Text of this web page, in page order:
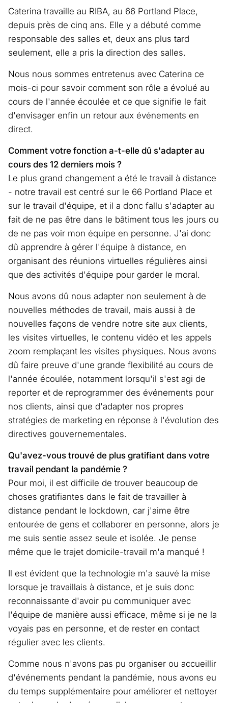
Caterina travaille au RIBA, au 66 Portland Place,
depuis près de cinq ans. Elle y a débuté comme
responsable des salles et, deux ans plus tard
seulement, elle a pris la direction des salles.
Nous nous sommes entretenus avec Caterina ce
mois-ci pour savoir comment son rôle a évolué au
cours de l'année écoulée et ce que signifie le fait
d'envisager enfin un retour aux événements en
direct.
Comment votre fonction a-t-elle dû s'adapter au
cours des 12 derniers mois ?
Le plus grand changement a été le travail à distance
- notre travail est centré sur le 66 Portland Place et
sur le travail d'équipe, et il a donc fallu s'adapter au
fait de ne pas être dans le bâtiment tous les jours ou
de ne pas voir mon équipe en personne. J'ai donc
dû apprendre à gérer l'équipe à distance, en
organisant des réunions virtuelles régulières ainsi
que des activités d'équipe pour garder le moral.
Nous avons dû nous adapter non seulement à de
nouvelles méthodes de travail, mais aussi à de
nouvelles façons de vendre notre site aux clients,
les visites virtuelles, le contenu vidéo et les appels
zoom remplaçant les visites physiques. Nous avons
dû faire preuve d'une grande flexibilité au cours de
l'année écoulée, notamment lorsqu'il s'est agi de
reporter et de reprogrammer des événements pour
nos clients, ainsi que d'adapter nos propres
stratégies de marketing en réponse à l'évolution des
directives gouvernementales.
Qu'avez-vous trouvé de plus gratifiant dans votre
travail pendant la pandémie ?
Pour moi, il est difficile de trouver beaucoup de
choses gratifiantes dans le fait de travailler à
distance pendant le lockdown, car j'aime être
entourée de gens et collaborer en personne, alors je
me suis sentie assez seule et isolée. Je pense
même que le trajet domicile-travail m'a manqué !
Il est évident que la technologie m'a sauvé la mise
lorsque je travaillais à distance, et je suis donc
reconnaissante d'avoir pu communiquer avec
l'équipe de manière aussi efficace, même si je ne la
voyais pas en personne, et de rester en contact
régulier avec les clients.
Comme nous n'avons pas pu organiser ou accueillir
d'événements pendant la pandémie, nous avons eu
du temps supplémentaire pour améliorer et nettoyer